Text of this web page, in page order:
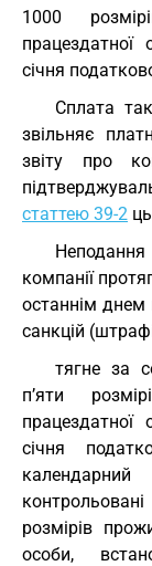
1000
січня
Сплата
звільняє
звіту про
статтею 39-2
компанії
останнім днем
санкцій
тягне за
п’яти
січня
розмірів
особи,